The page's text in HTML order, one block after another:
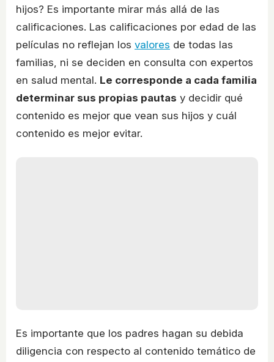
hijos? Es importante mirar más allá de las
calificaciones. Las calificaciones por edad de las
películas no reflejan los valores de todas las
familias, ni se deciden en consulta con expertos
en salud mental. Le corresponde a cada familia
determinar sus propias pautas y decidir qué
contenido es mejor que vean sus hijos y cuál
contenido es mejor evitar.
Es importante que los padres hagan su debida
diligencia con respecto al contenido temático de